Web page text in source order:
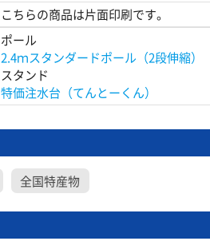
こちらの商品は片面印刷です。
ポール
2.4ｍスタンダードポール（2段伸縮）
スタンド
特価注水台（てんとーくん）
全国特産物